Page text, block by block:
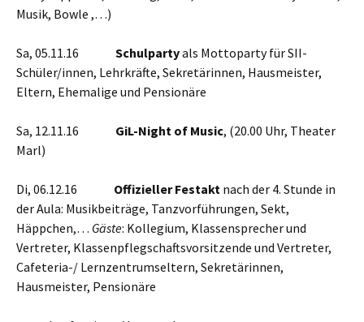
Musik, Bowle ,…)
Sa, 05.11.16 Schulpartyals Mottoparty für SII-
Schüler/innen, Lehrkräfte, Sekretärinnen, Hausmeister,
Eltern, Ehemalige und Pensionäre
Sa, 12.11.16 GiL-Night of Music, (20.00 Uhr, Theater
Marl)
Di, 06.12.16 Offizieller Festakt nach der 4. Stunde in
der Aula: Musikbeiträge, Tanzvorführungen, Sekt,
Häppchen,… Gäste: Kollegium, Klassensprecher und
Vertreter, Klassenpflegschaftsvorsitzende und Vertreter,
Cafeteria-/ Lernzentrumseltern, Sekretärinnen,
Hausmeister, Pensionäre